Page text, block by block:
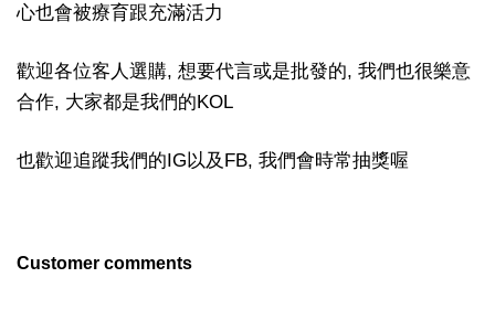
心也會被療育跟充滿活力
歡迎各位客人選購, 想要代言或是批發的, 我們也很樂意
合作, 大家都是我們的KOL
也歡迎追蹤我們的IG以及FB, 我們會時常抽獎喔
Customer comments